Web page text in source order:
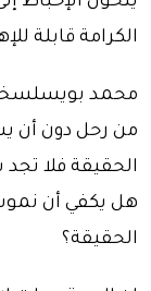
الكرامة قابلة
محمد
من رحل دون أن
الحقيقة فلا
هل يكفي أن
الحقيقة؟